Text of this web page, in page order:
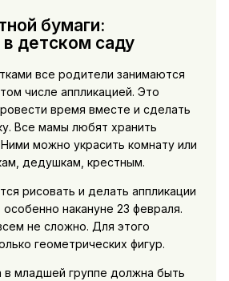
бумаги:
в детском саду
все родители занимаются
числе аппликацией. Это
время вместе и сделать
Все мамы любят хранить
можно украсить комнату или
дедушкам, крестным.
рисовать и делать аппликации
накануне 23 февраля.
не сложно. Для этого
геометрических фигур.
в младшей группе должна быть